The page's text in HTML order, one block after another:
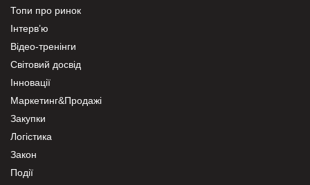
Топи про ринок
Інтерв’ю
Відео-тренінги
Світовий досвід
Інновації
Маркетинг&Продажі
Закупки
Логістика
Закон
Події